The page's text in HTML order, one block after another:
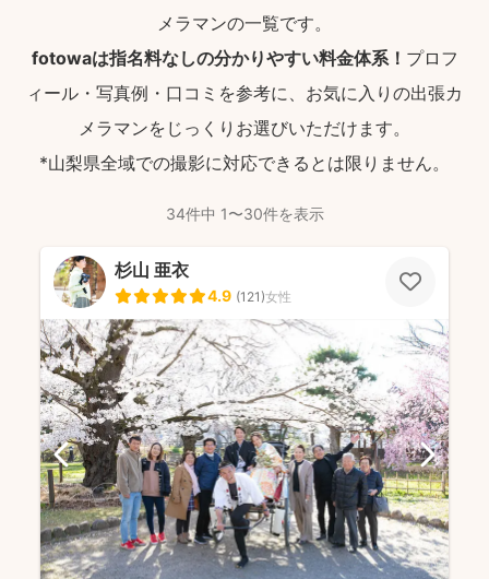
メラマンの一覧です。
fotowaは指名料なしの分かりやすい料金体系！ プロフ
ィール・写真例・口コミを参考に、お気に入りの出張カ
メラマンをじっくりお選びいただけます。
*山梨県全域での撮影に対応できるとは限りません。
34件中 1〜30件を表示
杉山 亜衣
4.9 (121)女性